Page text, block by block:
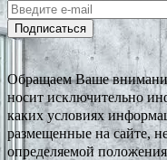
Подписаться
Обращаем Ваше
носит исключительно
каких условиях
размещенные на сайте,
определяемой